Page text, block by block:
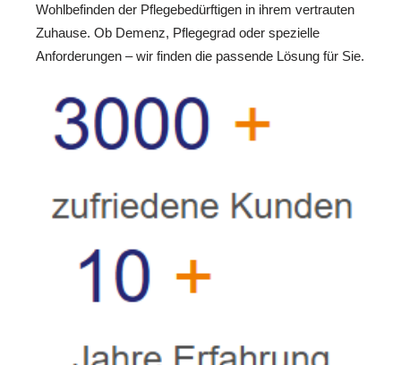
Wohlbefinden der Pflegebedürftigen in ihrem vertrauten
Zuhause. Ob Demenz, Pflegegrad oder spezielle
Anforderungen – wir finden die passende Lösung für Sie.